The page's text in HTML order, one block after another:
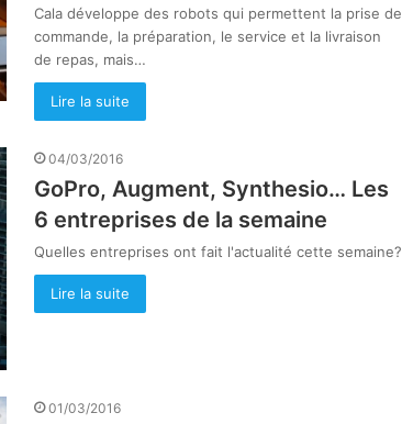
Cala développe des robots qui permettent la prise de
commande, la préparation, le service et la livraison
de repas, mais…
Lire la suite
04/03/2016
GoPro, Augment, Synthesio… Les
6 entreprises de la semaine
Quelles entreprises ont fait l'actualité cette semaine?
Lire la suite
01/03/2016